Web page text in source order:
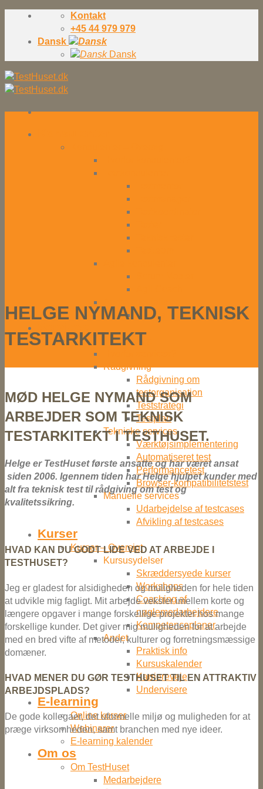
content
Kontakt
+45 44 979 979
Dansk
Dansk
Specialister
Services – Oversigt
Rådgivning
Rådgivning om
testorganisation
Teststrategi
Testplan
Tekniske services
Værktøjsimplementering
Automatiseret test
Performancetest
Browser-kompatibilitetstest
Manuelle services
Udarbejdelse af testcases
Afvikling af testcases
Kurser
Kurser – Oversigt
Kursusydelser
Skræddersyede kurser
Workshops
Coaching af
nøglemedarbejdere
Kompetenceplaner
Andet
Praktisk info
Kursuskalender
Karriereveje
Undervisere
E-learning
Online kurser
Webinarer
E-learning kalender
Om os
Om TestHuset
Medarbejdere
HELGE NYMAND, TEKNISK
TESTARKITEKT
MØD HELGE NYMAND SOM
ARBEJDER SOM TEKNISK
TESTARKITEKT I TESTHUSET.
Helge er TestHuset første ansatte og har været ansat
siden 2006. Igennem tiden har Helge hjulpet kunder med
alt fra teknisk test til rådgiving om test og
kvalitetssikring.
HVAD KAN DU GODT LIDE VED AT ARBEJDE I
TESTHUSET?
Jeg er gladest for alsidigheden og muligheden for hele tiden
at udvikle mig fagligt. Mit arbejde veksler imellem korte og
længere opgaver i mange forskellige projekter hos mange
forskellige kunder. Det giver mig muligheden for at arbejde
med en bred vifte af metoder, kulturer og forretningsmæssige
domæner.
HVAD MENER DU GØR TESTHUSET TIL EN ATTRAKTIV
ARBEJDSPLADS?
De gode kollegaer, det uformelle miljø og muligheden for at
præge virksomheden, samt branchen med nye ideer.